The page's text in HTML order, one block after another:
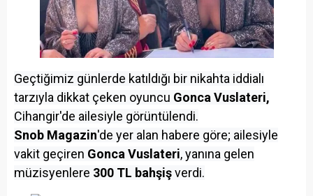
Geçtiğimiz günlerde katıldığı bir nikahta iddialı
tarzıyla dikkat çeken oyuncu Gonca Vuslateri,
Cihangir'de ailesiyle görüntülendi.
Snob Magazin'de yer alan habere göre; ailesiyle
vakit geçiren Gonca Vuslateri, yanına gelen
müzisyenlere 300 TL bahşişverdi.